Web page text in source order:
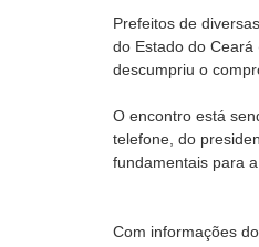
Prefeitos de
do Estado do
descumpriu o
O encontro está
telefone, do
fundamentais para
Com informações